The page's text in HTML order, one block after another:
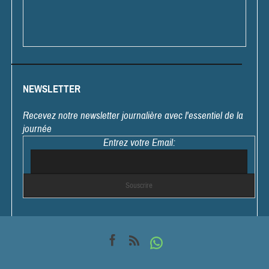
NEWSLETTER
Recevez notre newsletter journalière avec l'essentiel de la
journée
Entrez votre Email: